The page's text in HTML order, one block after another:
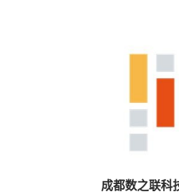
成都数之联科